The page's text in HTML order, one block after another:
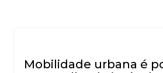
Mobilidade urbana é